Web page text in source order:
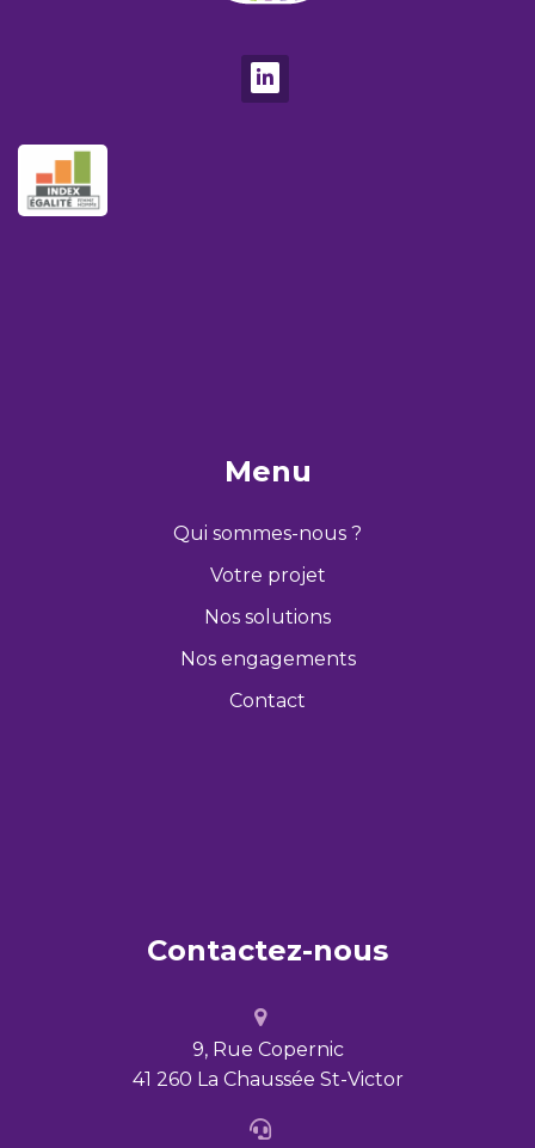
Menu
Qui sommes-nous ?
Votre projet
Nos solutions
Nos engagements
Contact
Contactez-nous
9, Rue Copernic
41 260 La Chaussée St-Victor